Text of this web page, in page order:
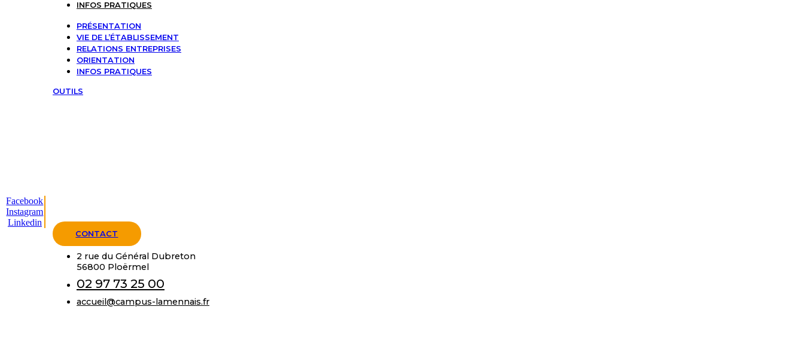
INFOS PRATIQUES
PRÉSENTATION
VIE DE L’ÉTABLISSEMENT
RELATIONS ENTREPRISES
ORIENTATION
INFOS PRATIQUES
OUTILS
Facebook
Instagram
Linkedin
CONTACT
2 rue du Général Dubreton
56800 Ploërmel
02 97 73 25 00
accueil@campus-lamennais.fr